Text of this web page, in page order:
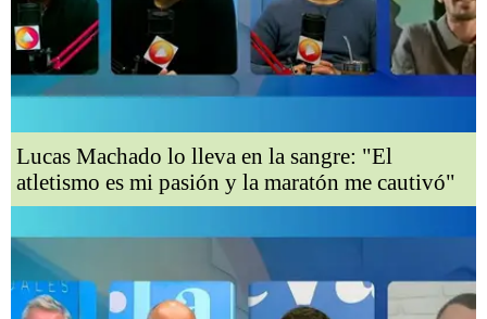
Lucas Machado lo lleva en la sangre: "El
atletismo es mi pasión y la maratón me cautivó"